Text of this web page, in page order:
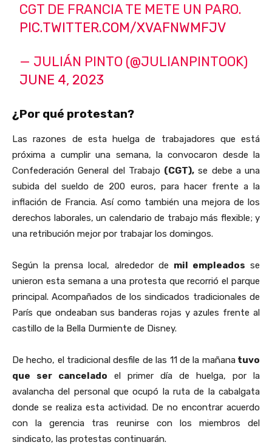
CGT DE FRANCIA TE METE UN PARO.
PIC.TWITTER.COM/XVAFNWMFJV
— JULIÁN PINTO (@JULIANPINTOOK)
JUNE 4, 2023
¿Por qué protestan?
Las razones de esta huelga de trabajadores que está
próxima a cumplir una semana, la convocaron desde la
Confederación General del Trabajo (CGT), se debe a una
subida del sueldo de 200 euros, para hacer frente a la
inflación de Francia. Así como también una mejora de los
derechos laborales, un calendario de trabajo más flexible; y
una retribución mejor por trabajar los domingos.
Según la prensa local, alrededor de mil empleados se
unieron esta semana a una protesta que recorrió el parque
principal. Acompañados de los sindicados tradicionales de
París que ondeaban sus banderas rojas y azules frente al
castillo de la Bella Durmiente de Disney.
De hecho, el tradicional desfile de las 11 de la mañanatuvo
que ser cancelado el primer día de huelga, por la
avalancha del personal que ocupó la ruta de la cabalgata
donde se realiza esta actividad. De no encontrar acuerdo
con la gerencia tras reunirse con los miembros del
sindicato, las protestas continuarán.